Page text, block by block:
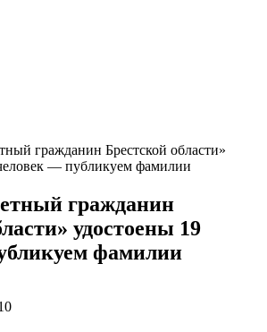
гражданин Брестской области»
— публикуем фамилии
гражданин
удостоены 19
фамилии